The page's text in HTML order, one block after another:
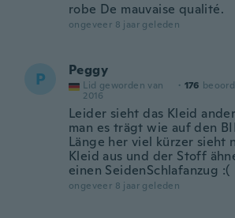
robe De mauvaise qualité.
ongeveer 8 jaar geleden
P Peggy
Lid geworden van
2016
· 176
Leider sieht das Kleid
man es trägt wie auf den
Länge her viel kürzer sieht
Kleid aus und der Stoff
einen SeidenSchlafanzug :(
ongeveer 8 jaar geleden